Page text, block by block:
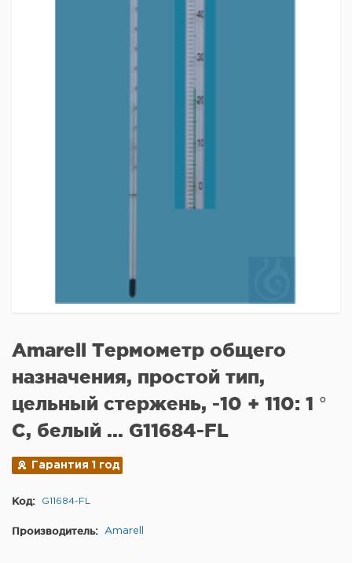
Amarell Термометр общего
назначения, простой тип,
цельный стержень, -10 + 110: 1 °
C, белый ... G11684-FL
Гарантия 1 год
Код: G11684-FL
Производитель: Amarell